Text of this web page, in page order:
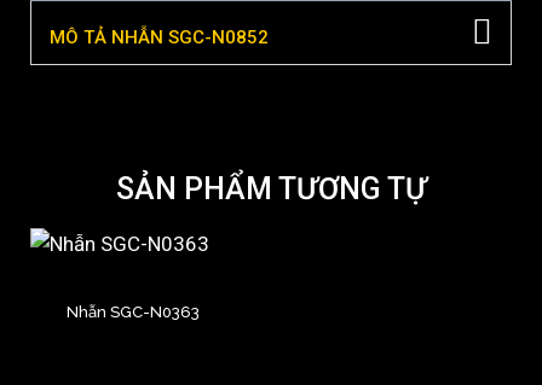
MÔ TẢ NHẪN SGC-N0852
SẢN PHẨM TƯƠNG TỰ
Nhẫn SGC-N0363